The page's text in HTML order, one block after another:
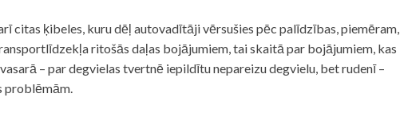
citas ķibeles, kuru dēļ autovadītāji vērsušies pēc palīdzības, piemēram,
ritošās daļas bojājumiem, tai skaitā par bojājumiem, kas
– par degvielas tvertnē iepildītu nepareizu degvielu, bet rudenī –
problēmām.